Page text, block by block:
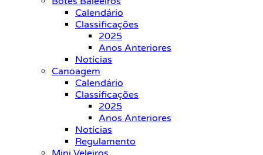
Calendário
Classificações
2025
Anos Anteriores
Notícias
Canoagem
Calendário
Classificações
2025
Anos Anteriores
Notícias
Regulamento